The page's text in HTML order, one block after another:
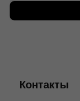
Контакты
Каталог
Девочки
Согласие на обработку
Согласие на получение